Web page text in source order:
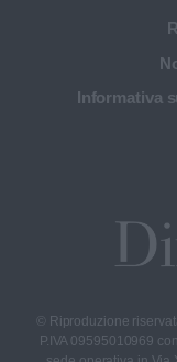
Informativa
© Riproduzione
P.IVA 09595010969